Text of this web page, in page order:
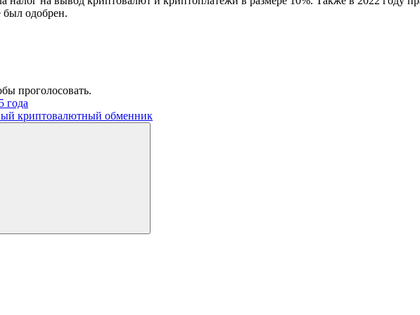
был одобрен.
проголосовать.
года
криптовалютный обменник
Поиск